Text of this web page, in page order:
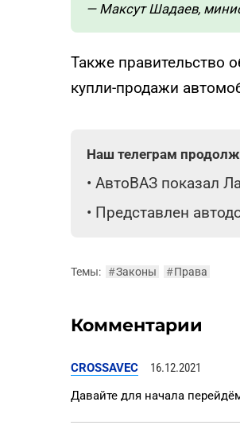
— Максут Шадаев,
Также правительство
купли-продажи
Наш телеграм
• АвтоВАЗ показал
• Представлен
Темы: #Законы #Права
Комментарии
CROSSAVEC
16.12.2021
Давайте для начала